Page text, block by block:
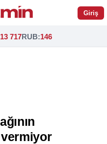
Giriş
13 717RUB:146
vermiyor